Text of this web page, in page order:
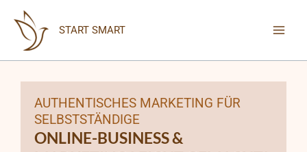
Inhalt
springen
START SMART
AUTHENTISCHES MARKETING FÜR
SELBSTSTÄNDIGE
ONLINE-BUSINESS &